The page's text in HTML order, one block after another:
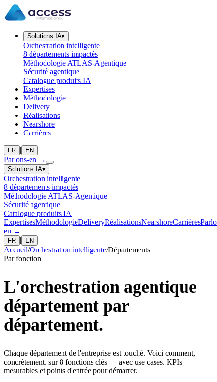
Solutions IA▾
Orchestration intelligente
8 départements impactés
Méthodologie ATLAS-Agentique
Sécurité agentique
Catalogue produits IA
Expertises
Méthodologie
Delivery
Réalisations
Nearshore
Carrières
FR | EN
Parlons-en →
Solutions IA▾
Orchestration intelligente
8 départements impactés
Méthodologie ATLAS-Agentique
Sécurité agentique
Catalogue produits IA
ExpertisesMéthodologieDeliveryRéalisationsNearshoreCarrières
en →
FR | EN
Accueil/Orchestration intelligente/Départements
Par fonction
L'orchestration agentique
département par
département.
Chaque département de l'entreprise est touché. Voici comment,
concrètement, sur 8 fonctions clés — avec use cases, KPIs
mesurables et points d'entrée pour démarrer.